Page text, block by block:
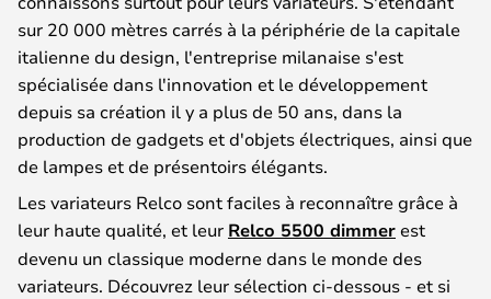
sur 20 000 mètres carrés à la périphérie de la capitale
italienne du design, l'entreprise milanaise s'est
spécialisée dans l'innovation et le développement
depuis sa création il y a plus de 50 ans, dans la
production de gadgets et d'objets électriques, ainsi que
de lampes et de présentoirs élégants.
Les variateurs Relco sont faciles à reconnaître grâce à
leur haute qualité, et leur Relco 5500 dimmerest
devenu un classique moderne dans le monde des
variateurs. Découvrez leur sélection ci-dessous - et si